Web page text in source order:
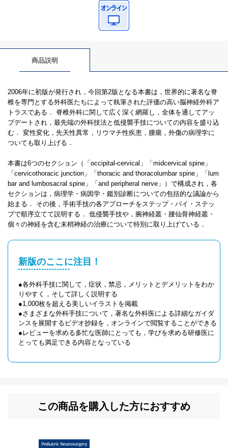
商品説明
2006年に初版が発行され，今回第2版となる本書は，世界的に著名な脊
椎を専門とする外科医たちによって執筆された評価の高い脳神経外科ア
トラスである． 脊椎外科に関して広く深く網羅し，全体を通してアッ
プデートされ，最先端の外科技法と低侵襲手技についての内容を盛り込
む． 変性変化，先天性異常，リウマチ性疾患，腫瘍，外傷の病理学に
ついても取り上げる．
本書は6つのセクション（「occipital-cervical」「midcervical spine」
「cervicothoracic junction」「thoracic and thoracolumbar spine」「lum
bar and lumbosacral spine」「and peripheral nerve」）で構成され，各
セクションは，病理学・病因学・鑑別診断についての包括的な議論から
始まる． その後，手術手技の各アプローチをステップ・バイ・ステッ
プで順序立てて説明する． 低侵襲手技や，腕神経叢・腰仙骨神経叢・
個々の神経を含む末梢神経の治療について特別に取り上げている．
新版のここに注目！
●各外科手技に関して，症状，禁忌，メリットとデメリットをわか
りやすく，そして詳しく説明する
●1,000枚を超える美しいイラストを掲載
●さまざまな外科手技について，著名な外科医による詳細なガイダ
ンスを展開するビデオ抄録を，オンラインで閲覧することができる
●レビューを求める多忙な医師にとっても，学びを求める研修医に
とっても満足できる内容となっている
この商品を購入した方におすすめ